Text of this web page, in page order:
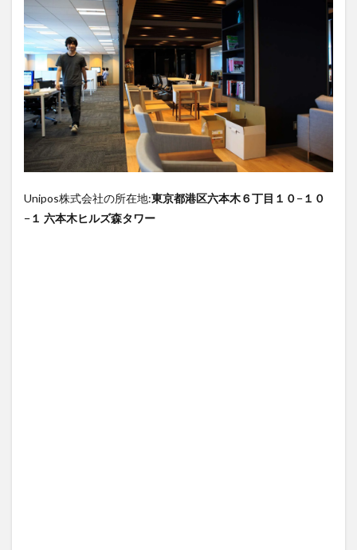
Unipos株式会社の所在地:東京都港区六本木６丁目１０−１０
−１ 六本木ヒルズ森タワー